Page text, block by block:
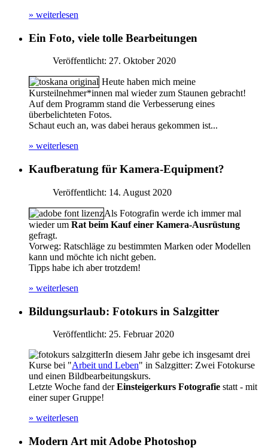
» weiterlesen
Ein Foto, viele tolle Bearbeitungen
Veröffentlicht: 27. Oktober 2020
Heute haben mich meine
Kursteilnehmer*innen mal wieder zum Staunen gebracht!
Auf dem Programm stand die Verbesserung eines
überbelichteten Fotos.
Schaut euch an, was dabei heraus gekommen ist...
» weiterlesen
Kaufberatung für Kamera-Equipment?
Veröffentlicht: 14. August 2020
Als Fotografin werde ich immer mal
wieder um Rat beim Kauf einer Kamera-Ausrüstung
gefragt.
Vorweg: Ratschläge zu bestimmten Marken oder Modellen
kann und möchte ich nicht geben.
Tipps habe ich aber trotzdem!
» weiterlesen
Bildungsurlaub: Fotokurs in Salz­gitter
Veröffentlicht: 25. Februar 2020
In diesem Jahr gebe ich insgesamt drei
Kurse bei "Arbeit und Leben" in Salzgitter: Zwei Fotokurse
und einen Bildbearbeitungskurs.
Letzte Woche fand derEinsteigerkurs Fotografie statt - mit
einer super Gruppe!
» weiterlesen
Modern Art mit Adobe Photoshop